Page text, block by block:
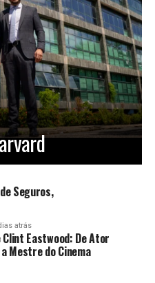
Seguros,
atrás
Eastwood: De Ator
Mestre do Cinema